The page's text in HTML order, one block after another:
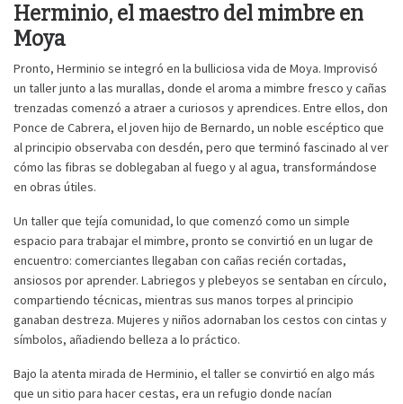
Herminio, el maestro del mimbre en
Moya
Pronto, Herminio se integró en la bulliciosa vida de Moya. Improvisó
un taller junto a las murallas, donde el aroma a mimbre fresco y cañas
trenzadas comenzó a atraer a curiosos y aprendices. Entre ellos, don
Ponce de Cabrera, el joven hijo de Bernardo, un noble escéptico que
al principio observaba con desdén, pero que terminó fascinado al ver
cómo las fibras se doblegaban al fuego y al agua, transformándose
en obras útiles.
Un taller que tejía comunidad, lo que comenzó como un simple
espacio para trabajar el mimbre, pronto se convirtió en un lugar de
encuentro: comerciantes llegaban con cañas recién cortadas,
ansiosos por aprender. Labriegos y plebeyos se sentaban en círculo,
compartiendo técnicas, mientras sus manos torpes al principio
ganaban destreza. Mujeres y niños adornaban los cestos con cintas y
símbolos, añadiendo belleza a lo práctico.
Bajo la atenta mirada de Herminio, el taller se convirtió en algo más
que un sitio para hacer cestas, era un refugio donde nacían